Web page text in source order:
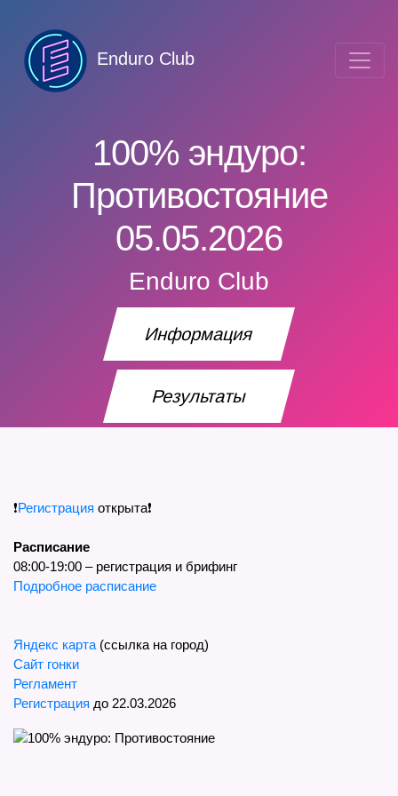
Enduro Club
100% эндуро:
Противостояние
05.05.2026
Enduro Club
Информация
Результаты
❗Регистрация открыта❗
Расписание
08:00-19:00 – регистрация и брифинг
Подробное расписание
Яндекс карта (ссылка на город)
Сайт гонки
Регламент
Регистрация до 22.03.2026